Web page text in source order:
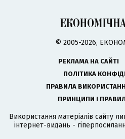
© 2005-2026,
РЕКЛАМА НА САЙТІ
ПОЛІТИКА
ПРАВИЛА
ПРИНЦИПИ І
Використання матеріалів сайту
інтернет-видань -